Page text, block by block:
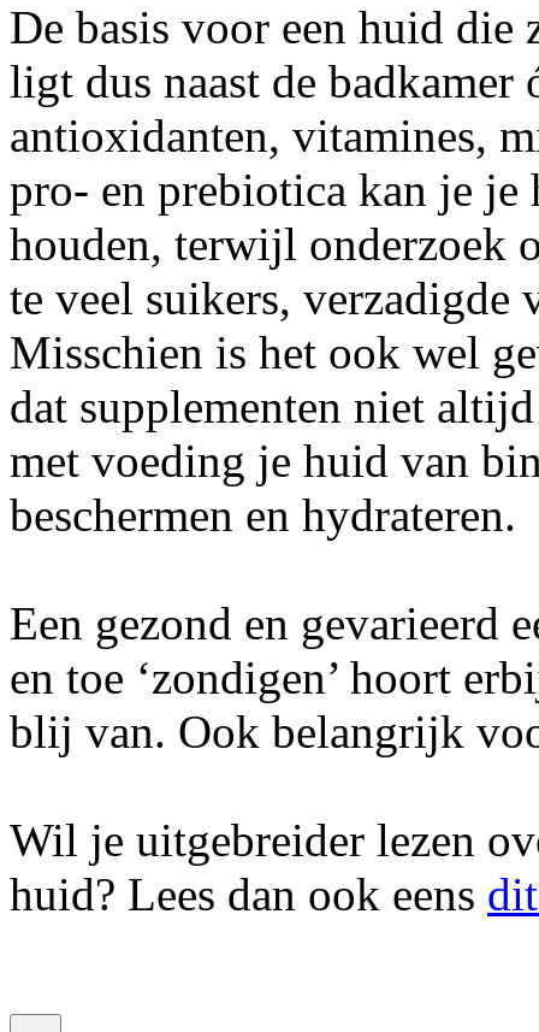
De basis voor een huid
ligt dus naast de
antioxidanten, vitamines,
pro- en prebiotica kan je
houden, terwijl onderzoek
te veel suikers, verzadigde
Misschien is het ook wel
dat supplementen niet
met voeding je huid van
beschermen en hydrateren.
Een gezond en gevarieerd
en toe ‘zondigen’ hoort
blij van. Ook belangrijk
Wil je uitgebreider lezen
huid? Lees dan ook eens